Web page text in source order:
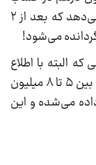
بانک مرکزی به عنوان سپرده و تضمین قرار می‌دهد که بعد از ۲
می‌شود!
البته با اطلاع
سیف رئیس کل بانک مرکزی بوده، در هر مرحله بین ۵ تا ۸ میلیون
داده می‌شده و این